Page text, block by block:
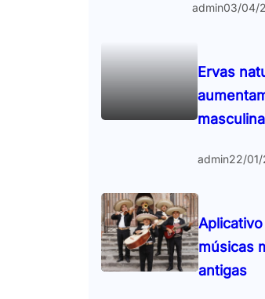
admin03/04/
Ervas
masculina
admin22/
músicas
antigas